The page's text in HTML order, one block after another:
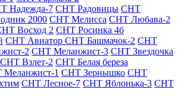
Надежда-7 СНТ Радовицы СНТ
2000 СНТ Мелисса СНТ Любава-2
Восход 2 СНТ Росинка 4б
СНТ Авиатор СНТ Башмачок-2 СНТ
2 СНТ Меланжист-3 СНТ Звездочка
СНТ Взлет-2 СНТ Белая береза
1 СНТ Зернышко СНТ
СНТ Лесное-7 СНТ Яблонька-3 СНТ